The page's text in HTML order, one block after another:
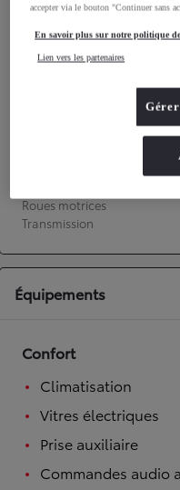
Émissions CO2
Performances
Roues motrices
Transmission
Équipements
Confort
Climatisation
Vitres électriques
Prise auxiliaire
Commandes audio
accepter via le bouton "Continuer sans
En savoir plus sur notre politique
Lien vers les partenaires
Gérer